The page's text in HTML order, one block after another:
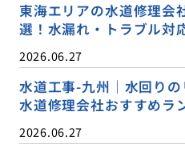
東海エリアの水道修理会
選！水漏れ・トラブル対
2026.06.27
水道工事-九州｜水回り
水道修理会社おすすめラ
2026.06.27